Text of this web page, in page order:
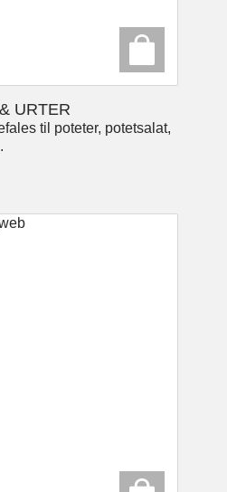
URTER
til poteter, potetsalat,